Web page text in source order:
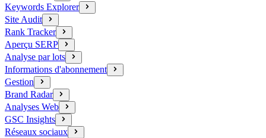
Keywords Explorer
Site Audit
Rank Tracker
Aperçu SERP
Analyse par lots
Informations d'abonnement
Gestion
Brand Radar
Analyses Web
GSC Insights
Réseaux sociaux